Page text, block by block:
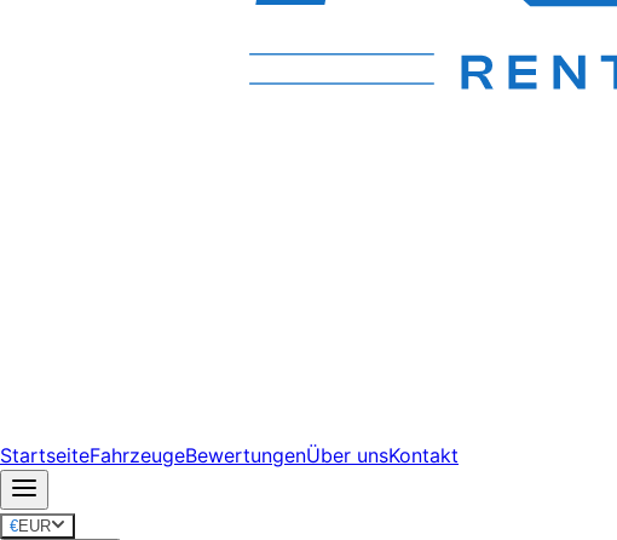
StartseiteFahrzeugeBewertungenÜber unsKontakt
€EUR